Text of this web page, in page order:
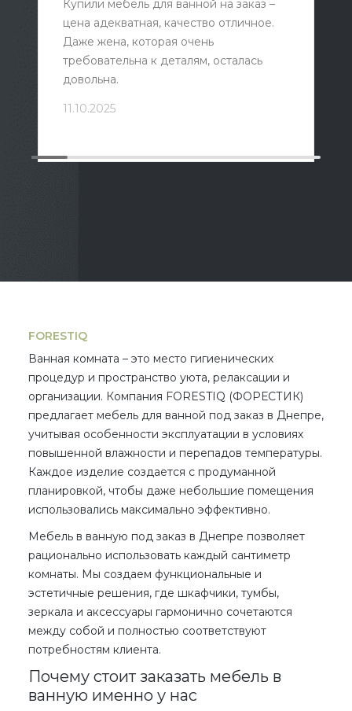
Купили мебель для ванной на заказ –
цена адекватная, качество отличное.
Даже жена, которая очень
требовательна к деталям, осталась
довольна.
11.10.2025
FORESTIQ
Ванная комната – это место гигиенических
процедур и пространство уюта, релаксации и
организации. Компания FORESTIQ (ФОРЕСТИК)
предлагает мебель для ванной под заказ в Днепре,
учитывая особенности эксплуатации в условиях
повышенной влажности и перепадов температуры.
Каждое изделие создается с продуманной
планировкой, чтобы даже небольшие помещения
использовались максимально эффективно.
Мебель в ванную под заказ в Днепре позволяет
рационально использовать каждый сантиметр
комнаты. Мы создаем функциональные и
эстетичные решения, где шкафчики, тумбы,
зеркала и аксессуары гармонично сочетаются
между собой и полностью соответствуют
потребностям клиента.
Почему стоит заказать мебель в
ванную именно у нас